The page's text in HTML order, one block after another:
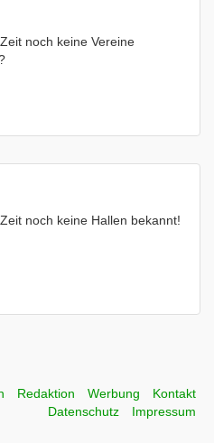
noch keine Vereine
noch keine Hallen bekannt!
Redaktion Werbung
Kontakt
Datenschutz
Impressum